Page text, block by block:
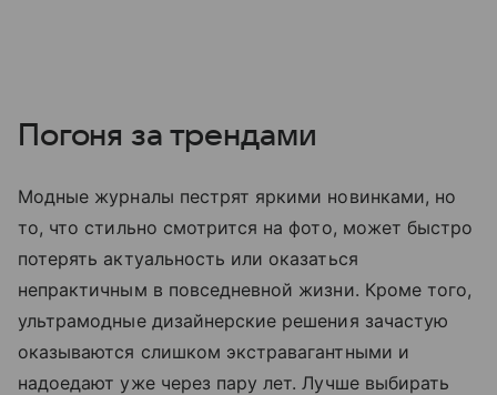
Погоня за трендами
Модные журналы пестрят яркими новинками, но
то, что стильно смотрится на фото, может быстро
потерять актуальность или оказаться
непрактичным в повседневной жизни. Кроме того,
ультрамодные дизайнерские решения зачастую
оказываются слишком экстравагантными и
надоедают уже через пару лет. Лучше выбирать